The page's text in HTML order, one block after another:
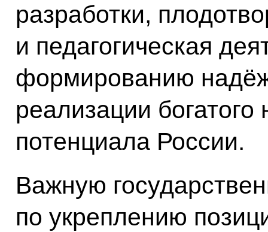
разработки,
и педагогическая
формированию
реализации богатого
потенциала России.
Важную
по укреплению